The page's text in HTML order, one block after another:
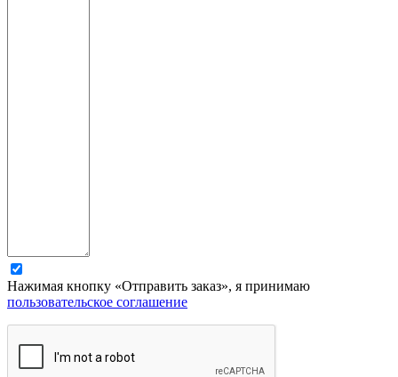
Нажимая кнопку «Отправить заказ», я принимаю
пользовательское соглашение